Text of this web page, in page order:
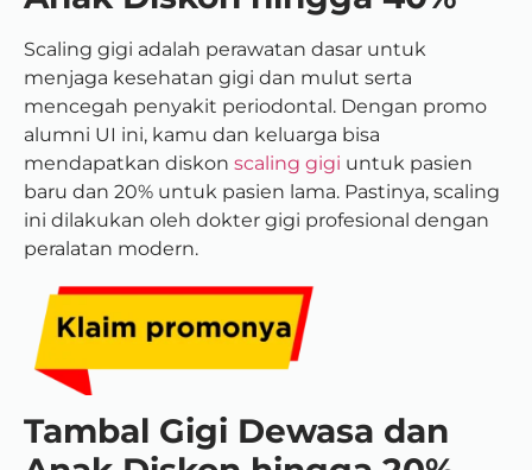
Scaling gigi adalah perawatan dasar untuk
menjaga kesehatan gigi dan mulut serta
mencegah penyakit periodontal. Dengan promo
alumni UI ini, kamu dan keluarga bisa
mendapatkan diskon scaling gigi untuk pasien
baru dan 20% untuk pasien lama. Pastinya, scaling
ini dilakukan oleh dokter gigi profesional dengan
peralatan modern.
Tambal Gigi Dewasa dan